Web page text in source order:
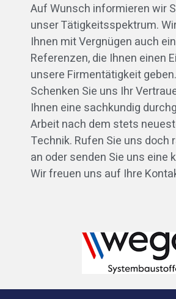
Auf Wunsch informieren wir
unser Tätigkeitsspektrum.
Ihnen mit Vergnügen auch
Referenzen, die Ihnen einen
unsere Firmentätigkeit geben.
Schenken Sie uns Ihr
Ihnen eine sachkundig
Arbeit nach dem stets
Technik. Rufen Sie uns doch
an oder senden Sie uns eine
Wir freuen uns auf Ihre